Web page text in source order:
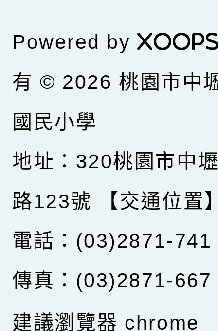
Powered by
有 © 2026 桃園市中
國民小學
地址：320桃園市中
路123號
【交通位置
電話：(03)2871-741
傳真：(03)2871-667
建議瀏覽器 chrome